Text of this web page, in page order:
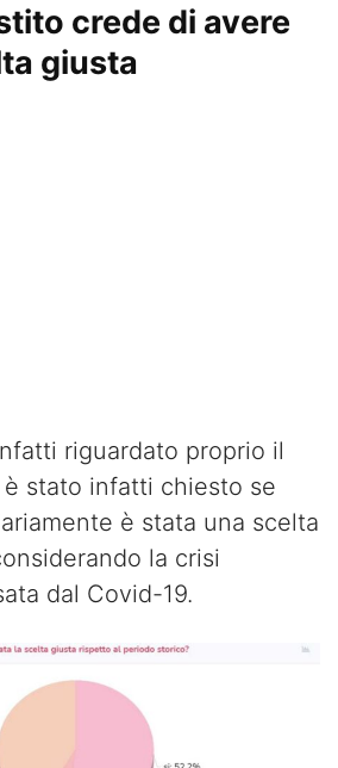
crede di avere
giusta
riguardato proprio il
stato infatti chiesto se
è stata una scelta
la crisi
dal Covid-19.